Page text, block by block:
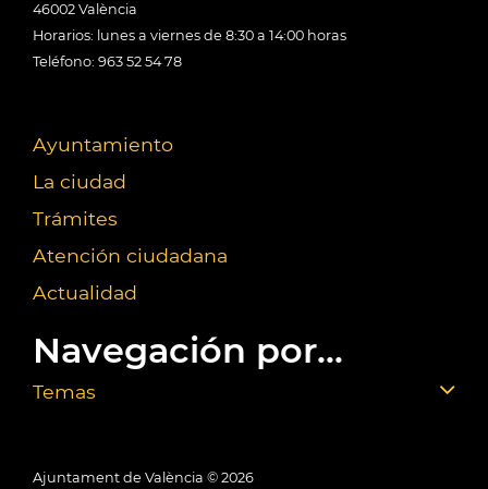
46002 València
Horarios: lunes a viernes de 8:30 a 14:00 horas
Teléfono: 963 52 54 78
Ayuntamiento
La ciudad
Trámites
Atención ciudadana
Actualidad
Navegación por...
Temas
Ajuntament de València © 2026